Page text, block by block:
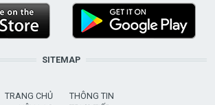
SITEMAP
TRANG CHỦ
THÔNG TIN